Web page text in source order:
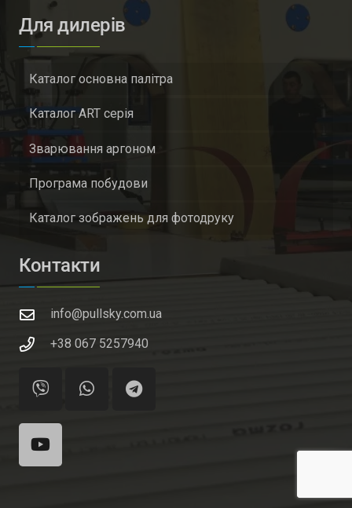
Для дилерів
Каталог основна палітра
Каталог ART серія
Зварювання аргоном
Програма побудови
Каталог зображень для фотодруку
Контакти
info@pullsky.com.ua
+38 067 5257940